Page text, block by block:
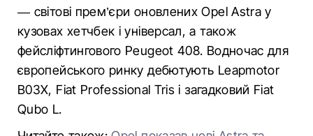
— світові прем’єри оновлених Opel Astra у
кузовах хетчбек і універсал, а також
фейсліфтингового Peugeot 408. Водночас для
європейського ринку дебютують Leapmotor
B03X, Fiat Professional Tris і загадковий Fiat
Qubo L.